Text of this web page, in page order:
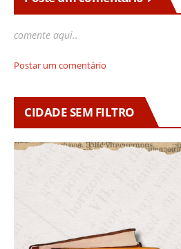
comente aqui..
Postar um comentário
CIDADE SEM FILTRO